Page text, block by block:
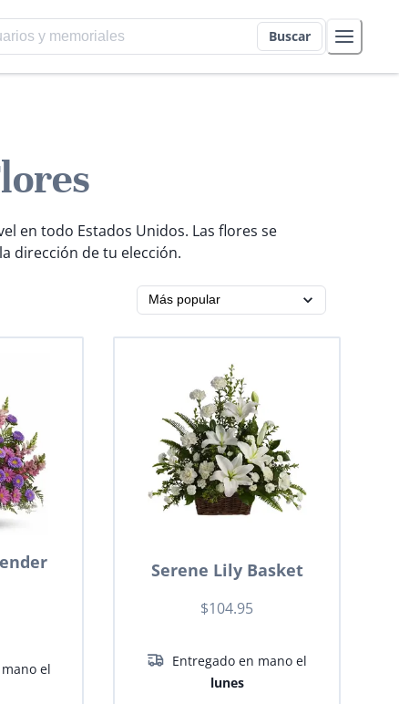
Buscar
en todo Estados Unidos. Las flores se
dirección de tu elección.
el
Serene Lily Basket
$104.95
Entregado en mano el
lunes